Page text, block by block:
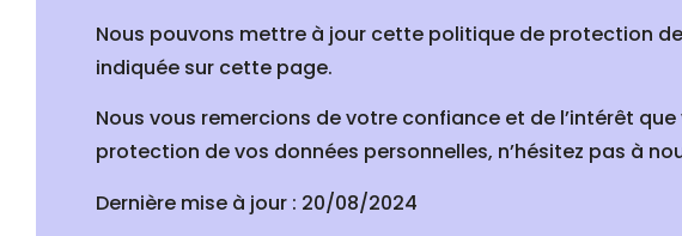
Nous pouvons mettre à jour cette politique de protection
indiquée sur cette page.
Nous vous remercions de votre confiance et de l’intérêt
protection de vos données personnelles, n’hésitez pas à
Dernière mise à jour : 20/08/2024